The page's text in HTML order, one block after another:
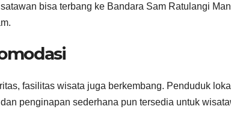
bisa terbang ke Bandara Sam Ratulangi
fasilitas wisata juga berkembang. Penduduk
penginapan sederhana pun tersedia untuk